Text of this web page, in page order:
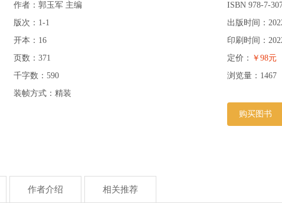
作者：郭玉军 主编
版次：1-1
开本：16
页数：371
千字数：590
装帧方式：精装
ISBN 978-7-
出版时间：
印刷时间：
定价： ￥98元
浏览量： 1467
购买图书
作者介绍 相关推荐